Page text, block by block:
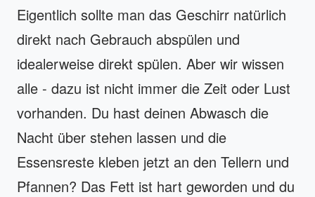
Eigentlich sollte man das Geschirr natürlich
direkt nach Gebrauch abspülen und
idealerweise direkt spülen. Aber wir wissen
alle - dazu ist nicht immer die Zeit oder Lust
vorhanden. Du hast deinen Abwasch die
Nacht über stehen lassen und die
Essensreste kleben jetzt an den Tellern und
Pfannen? Das Fett ist hart geworden und du